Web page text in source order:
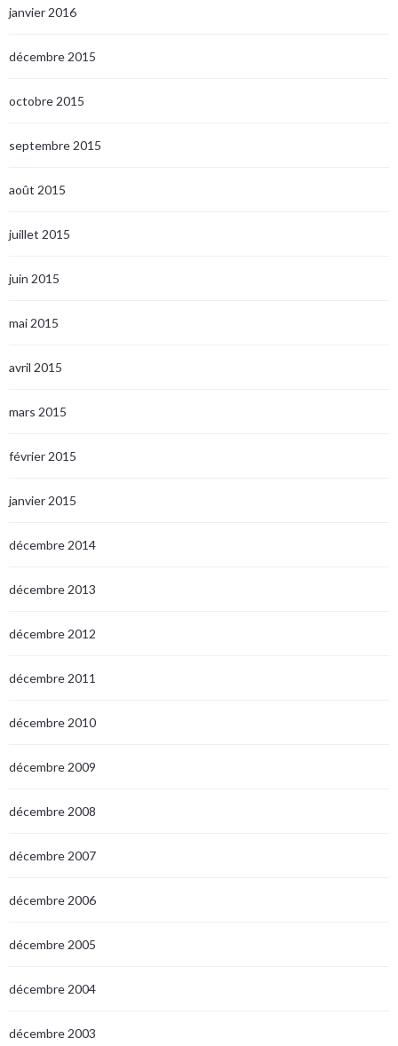
janvier 2016
décembre 2015
octobre 2015
septembre 2015
août 2015
juillet 2015
juin 2015
mai 2015
avril 2015
mars 2015
février 2015
janvier 2015
décembre 2014
décembre 2013
décembre 2012
décembre 2011
décembre 2010
décembre 2009
décembre 2008
décembre 2007
décembre 2006
décembre 2005
décembre 2004
décembre 2003